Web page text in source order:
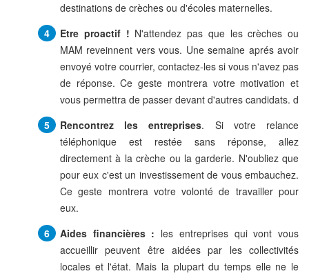
destinations de crèches ou d'écoles maternelles.
Etre proactif ! N'attendez pas que les crèches ou
MAM reveinnent vers vous. Une semaine aprés avoir
envoyé votre courrier, contactez-les si vous n'avez pas
de réponse. Ce geste montrera votre motivation et
vous permettra de passer devant d'autres candidats. d
Rencontrez les entreprises. Si votre relance
téléphonique est restée sans réponse, allez
directement à la crèche ou la garderie. N'oubliez que
pour eux c'est un investissement de vous embauchez.
Ce geste montrera votre volonté de travailler pour
eux.
Aides financières : les entreprises qui vont vous
accueillir peuvent être aidées par les collectivités
locales et l'état. Mais la plupart du temps elle ne le